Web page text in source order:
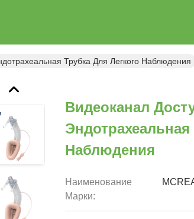
Трубка Для Легкого Наблюдения
Видеоканал
Наблюдения
Наименование
Марки: